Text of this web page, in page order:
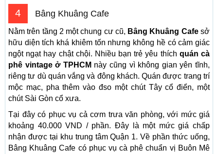
4 Bâng Khuâng Cafe
Nằm trên tầng 2 một chung cư cũ, Bâng Khuâng Cafesở
hữu diện tích khá khiêm tốn nhưng không hề có cảm giác
ngột ngạt hay chật chội. Nhiều bạn trẻ yêu thích quán cà
phê vintage ở TPHCM này cũng vì không gian yên tĩnh,
riêng tư dù quán vắng và đông khách. Quán được trang trí
mộc mạc, pha thêm vào đso một chút Tây cổ điển, một
chút Sài Gòn cổ xưa.
Tại đây có phục vụ cả cơm trưa văn phòng, với mức giá
khoảng 40.000 VND / phần. Đây là một mức giá chấp
nhận được tại khu trung tâm Quận 1. Về phần thức uống,
Bâng Khuâng Cafe có phục vụ cà phê chuẩn vị Buôn Mê